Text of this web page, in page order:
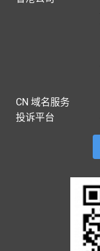
CN 域名服务
投诉平台